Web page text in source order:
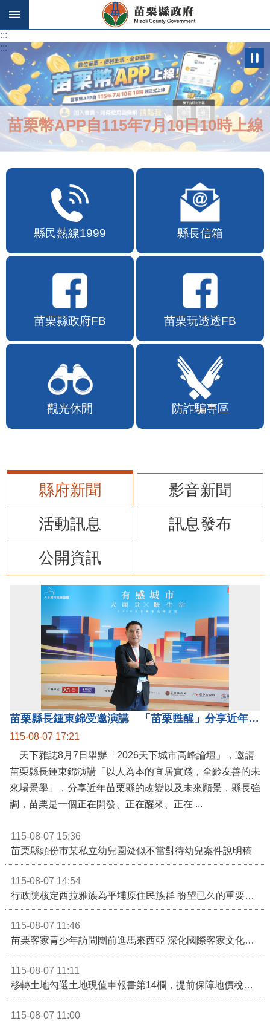
跳到主要內容區塊
:::
:::
苗栗幣APP自115年7月10日10時上線
縣民熱線1999 縣長信箱
苗栗縣政府FB 苗栗玩透透FB
觀光休閒 防詐騙專區
縣府新聞
影音新聞
活動訊息
訊息發布
公開資訊
苗栗縣長鍾東錦受邀演講 「苗栗甦醒」分享近年轉變
115-08-07 17:21
天下雜誌8月7日舉辦「2026天下城市高峰論壇」，邀請
苗栗縣長鍾東錦演講「以人為本的宜居實踐，全齡友善的未
來場景學」，分享近年苗栗縣的改變以及未來願景，縣長強
調，苗栗是一個正在開發、正在醒來、正在 ...
115-08-07 15:36
苗栗縣頭份市某私立幼兒園疑似不當對待幼兒案件說明稿
115-08-07 14:54
行政院核定西拉雅族為平埔原住民族群 盼望已久的重要時刻到來！8月13日起受理民族成員名冊登記
115-08-07 11:46
苗栗客家青少年訪問團前進馬來西亞 深化國際客家文化交流
115-08-07 11:11
移轉土地勾選土地現值申報書第14欄，提前保障地價稅節稅權益
115-08-07 11:00